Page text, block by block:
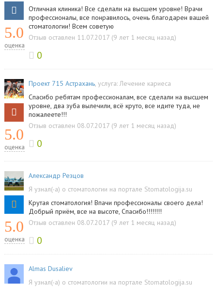
5.0
оценка
Отличная клиника! Все сделали на высшем уровне! Врачи
профессионалы, все понравилось, очень благодарен вашей
стоматологии! Всем советую
Отзыв оставлен 11.07.2017 (9 лет 1 месяц назад)
0
5.0
оценка
Проект 715 Астрахань, услуга:Лечение кариеса
Спасибо ребятам профессионалам, все сделали на высшем
уровне, два зуба вылечили, всё круто, все идите туда, не
пожалеете!!!
Отзыв оставлен 08.07.2017 (9 лет 1 месяц назад)
0
5.0
оценка
Александр Резцов
Я узнал(-а) о стоматологии на портале Stomatologija.su
Крутая стоматология! Впачи профессионалы своего дела!
Добрый приём, все на высоте, Спасибо!!!!!!!!
Отзыв оставлен 08.07.2017 (9 лет 1 месяц назад)
0
Almas Dusaliev
Я узнал(-а) о стоматологии на портале Stomatologija.su